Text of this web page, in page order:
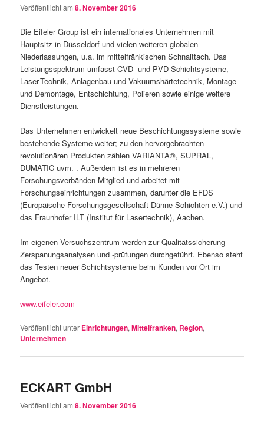
Veröffentlicht am8. November 2016
Die Eifeler Group ist ein internationales Unternehmen mit
Hauptsitz in Düsseldorf und vielen weiteren globalen
Niederlassungen, u.a. im mittelfränkischen Schnaittach. Das
Leistungsspektrum umfasst CVD- und PVD-Schichtsysteme,
Laser-Technik, Anlagenbau und Vakuumshärtetechnik, Montage
und Demontage, Entschichtung, Polieren sowie einige weitere
Dienstleistungen.
Das Unternehmen entwickelt neue Beschichtungssysteme sowie
bestehende Systeme weiter; zu den hervorgebrachten
revolutionären Produkten zählen VARIANTA®, SUPRAL,
DUMATIC uvm. . Außerdem ist es in mehreren
Forschungsverbänden Mitglied und arbeitet mit
Forschungseinrichtungen zusammen, darunter die EFDS
(Europäische Forschungsgesellschaft Dünne Schichten e.V.) und
das Fraunhofer ILT (Institut für Lasertechnik), Aachen.
Im eigenen Versuchszentrum werden zur Qualitätssicherung
Zerspanungsanalysen und -prüfungen durchgeführt. Ebenso steht
das Testen neuer Schichtsysteme beim Kunden vor Ort im
Angebot.
www.eifeler.com
Veröffentlicht unter Einrichtungen,Mittelfranken, Region,
Unternehmen
ECKART GmbH
Veröffentlicht am8. November 2016